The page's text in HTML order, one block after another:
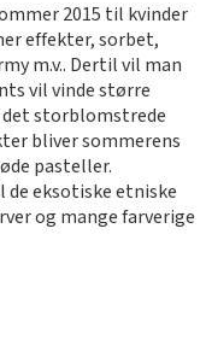
2015 til kvinder
effekter, sorbet,
m.v.. Dertil vil man
vil vinde større
storblomstrede
bliver sommerens
pasteller.
eksotiske etniske
og mange farverige